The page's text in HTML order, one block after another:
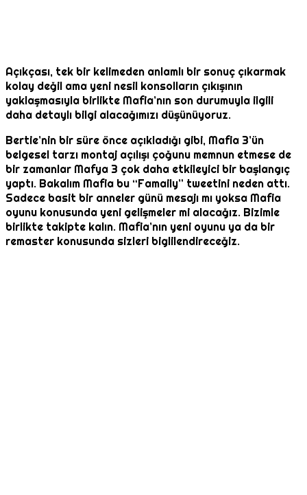
Açıkçası, tek bir kelimeden anlamlı bir sonuç çıkarmak
kolay değil ama yeni nesil konsolların çıkışının
yaklaşmasıyla birlikte Mafia’nın son durumuyla ilgili
daha detaylı bilgi alacağımızı düşünüyoruz.
Bertie’nin bir süre önce açıkladığı gibi, Mafia 3’ün
belgesel tarzı montaj açılışı çoğunu memnun etmese de
bir zamanlar Mafya 3 çok daha etkileyici bir başlangıç ​​
yaptı. Bakalım Mafia bu “Famaily” tweetini neden attı.
Sadece basit bir anneler günü mesajı mı yoksa Mafia
oyunu konusunda yeni gelişmeler mi alacağız. Bizimle
birlikte takipte kalın. Mafia’nın yeni oyunu ya da bir
remaster konusunda sizleri biglilendireceğiz.